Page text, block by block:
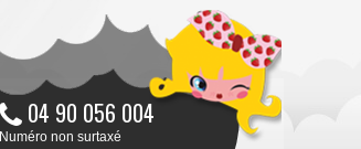
04 90 056 004
Numéro non surtaxé